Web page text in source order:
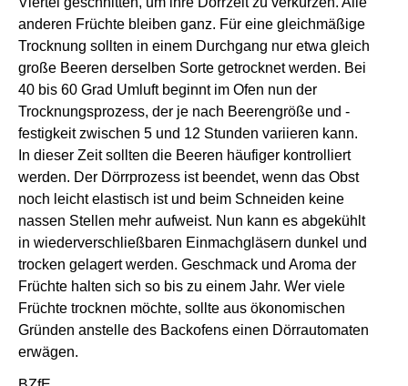
anderen Früchte bleiben ganz. Für eine gleichmäßige
Trocknung sollten in einem Durchgang nur etwa gleich
große Beeren derselben Sorte getrocknet werden. Bei
40 bis 60 Grad Umluft beginnt im Ofen nun der
Trocknungsprozess, der je nach Beerengröße und -
festigkeit zwischen 5 und 12 Stunden variieren kann.
In dieser Zeit sollten die Beeren häufiger kontrolliert
werden. Der Dörrprozess ist beendet, wenn das Obst
noch leicht elastisch ist und beim Schneiden keine
nassen Stellen mehr aufweist. Nun kann es abgekühlt
in wiederverschließbaren Einmachgläsern dunkel und
trocken gelagert werden. Geschmack und Aroma der
Früchte halten sich so bis zu einem Jahr. Wer viele
Früchte trocknen möchte, sollte aus ökonomischen
Gründen anstelle des Backofens einen Dörrautomaten
erwägen.